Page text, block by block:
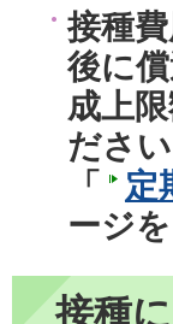
接種
後に
成上
ださ
「
定
ージ
接種